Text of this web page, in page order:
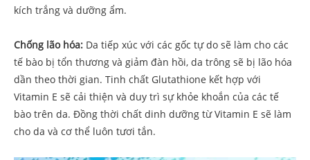
kích trắng và dưỡng ẩm.
Chống lão hóa: Da tiếp xúc với các gốc tự do sẽ làm cho các
tế bào bị tổn thương và giảm đàn hồi, da trông sẽ bị lão hóa
dần theo thời gian. Tinh chất Glutathione kết hợp với
Vitamin E sẽ cải thiện và duy trì sự khỏe khoắn của các tế
bào trên da. Đồng thời chất dinh dưỡng từ Vitamin E sẽ làm
cho da và cơ thể luôn tươi tắn.